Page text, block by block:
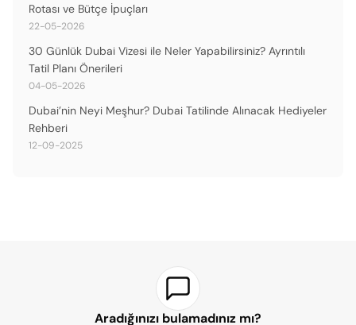
Rotası ve Bütçe İpuçları
22-05-2026
30 Günlük Dubai Vizesi ile Neler Yapabilirsiniz? Ayrıntılı
Tatil Planı Önerileri
04-05-2026
Dubai’nin Neyi Meşhur? Dubai Tatilinde Alınacak Hediyeler
Rehberi
12-09-2025
Aradığınızı bulamadınız mı?